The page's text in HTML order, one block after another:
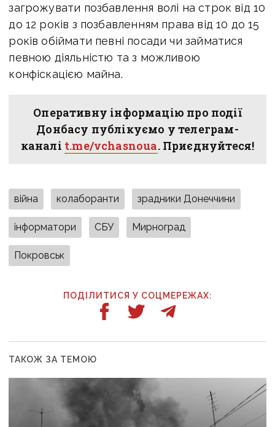
загрожувати позбавлення волі на строк від 10
до 12 років з позбавленням права від 10 до 15
років обіймати певні посади чи займатися
певною діяльністю та з можливою
конфіскацією майна.
Оперативну інформацію про події
Донбасу публікуємо у телеграм-
каналі t.me/vchasnoua. Приєднуйтеся!
війна колаборанти зрадники Донеччини
інформатори СБУ Мирноград
Покровськ
ПОДІЛИТИСЯ У СОЦМЕРЕЖАХ:
ТАКОЖ ЗА ТЕМОЮ